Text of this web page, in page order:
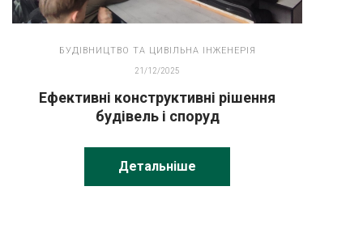
БУДІВНИЦТВО ТА ЦИВІЛЬНА ІНЖЕНЕРІЯ
21/12/2025
Ефективні конструктивні рішення
будівель і споруд
Детальніше